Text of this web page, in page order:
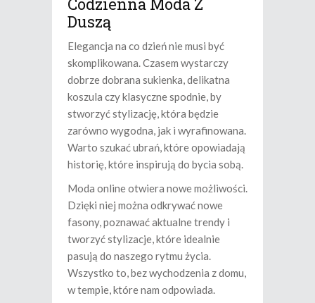
Codzienna Moda Z
Duszą
Elegancja na co dzień nie musi być
skomplikowana. Czasem wystarczy
dobrze dobrana sukienka, delikatna
koszula czy klasyczne spodnie, by
stworzyć stylizację, która będzie
zarówno wygodna, jak i wyrafinowana.
Warto szukać ubrań, które opowiadają
historię, które inspirują do bycia sobą.
Moda online otwiera nowe możliwości.
Dzięki niej można odkrywać nowe
fasony, poznawać aktualne trendy i
tworzyć stylizacje, które idealnie
pasują do naszego rytmu życia.
Wszystko to, bez wychodzenia z domu,
w tempie, które nam odpowiada.